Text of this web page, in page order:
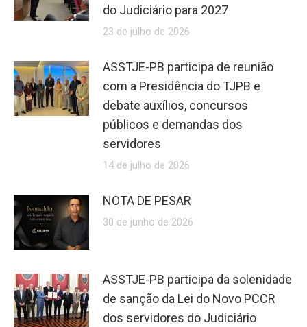
do Judiciário para 2027
23 de julho de 2026
ASSTJE-PB participa de reunião
com a Presidência do TJPB e
debate auxílios, concursos
públicos e demandas dos
servidores
14 de julho de 2026
NOTA DE PESAR
30 de junho de 2026
ASSTJE-PB participa da solenidade
de sanção da Lei do Novo PCCR
dos servidores do Judiciário